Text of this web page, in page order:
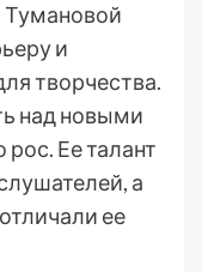
Тумановой
и
творчества.
над новыми
рос. Ее талант
а
ее